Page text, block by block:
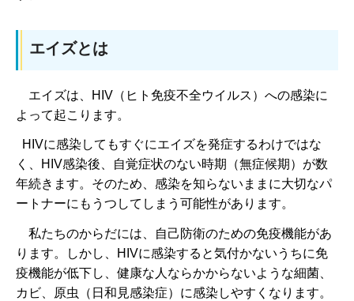
エイズとは
エイ ズは、HIV（ヒト免疫不全ウイルス）への感染に
よって起こります。
HIVに感染してもすぐにエイズを発症するわけではな
く、HIV感染後、自覚症状のない時期（無症候期）が数
年続きます。そのため、感染を知らないままに大切なパ
ートナーにもうつしてしまう可能性があります。
私たちのからだには、自己防衛のための免疫機能があ
ります。しかし、HIVに感染すると気付かないうちに免
疫機能が低下し、健康な人ならかからないような細菌、
カビ、原虫（日和見感染症）に感染しやすくなります。